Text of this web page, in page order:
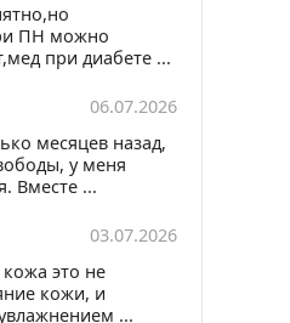
ПН можно
при диабете ...
06.07.2026
месяцев назад,
у меня
Вместе ...
03.07.2026
кожа это не
кожи, и
...